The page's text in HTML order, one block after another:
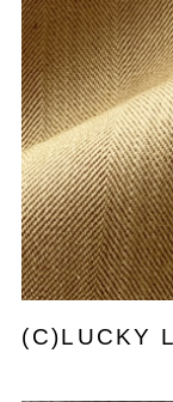
(C)LUCKY